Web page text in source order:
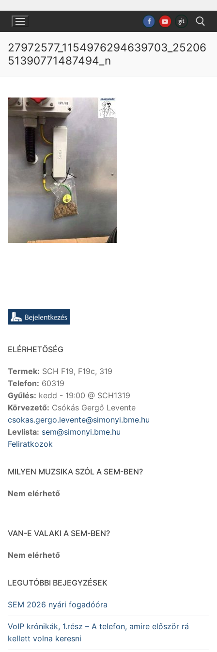
tartalomra
Keresése:
27972577_1154976294639703_25206
51390771487494_n
ELÉRHETŐSÉG
Termek: SCH F19, F19c, 319
Telefon: 60319
Gyűlés: kedd - 19:00 @ SCH1319
Körvezető: Csókás Gergő Levente
csokas.gergo.levente@simonyi.bme.hu
Levlista: sem@simonyi.bme.hu
Feliratkozok
MILYEN MUZSIKA SZÓL A SEM-BEN?
Nem elérhető
VAN-E VALAKI A SEM-BEN?
Nem elérhető
LEGUTÓBBI BEJEGYZÉSEK
SEM 2026 nyári fogadóóra
VoIP krónikák, 1.rész – A telefon, amire először rá
kellett volna keresni